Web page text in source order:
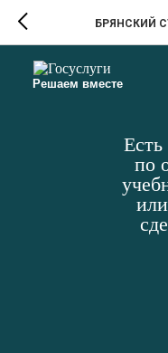
Решаем вместе
по
БРЯНСКИЙ